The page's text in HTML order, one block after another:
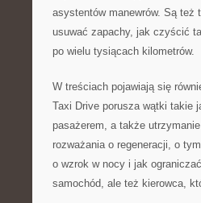
asystentów manewrów. Są też
usuwać zapachy, jak czyścić
po wielu tysiącach kilometrów.
W treściach pojawiają się
Taxi Drive porusza wątki takie
pasażerem, a także
rozważania o regeneracji, o
o wzrok w nocy i jak
samochód, ale też kierowca,